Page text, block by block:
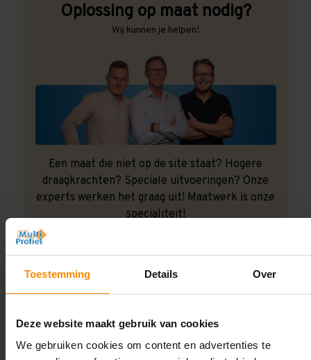
Toestemming Details Over
Deze website maakt gebruik van cookies
We gebruiken cookies om content en advertenties te
Oplossing op maat nodig?
Wij kunnen je helpen!
Een maat die niet op de site staat? Hogere
draagkrachten? Speciale uitvoeringen? Onze
experts werken het graag uit! Maatwerk is onze
specialiteit!
Laat ons het doen!